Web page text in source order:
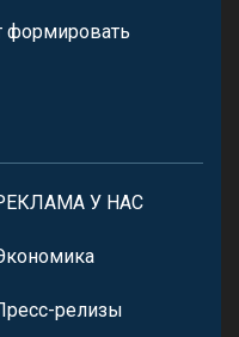
формировать
У НАС
релизы